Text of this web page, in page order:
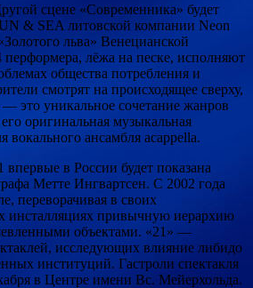
сцене «Современника» будет
& SEA литовской компании Neon
льва» Венецианской
перформера, лёжа на песке, исполняют
общества потребления и
смотрят на происходящее сверху,
это уникальное сочетание жанров
оригинальная музыкальная
вокального ансамбля acappella.
в России будет показана
Метте Ингвартсен. С 2002 года
переворачивая в своих
инсталляциях привычную иерархию
объектами. «21» —
исследующих влияние либидо
институций. Гастроли спектакля
в Центре имени Вс. Мейерхольда.